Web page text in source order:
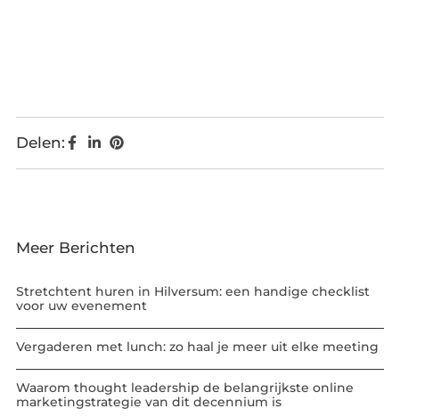
Delen:
Meer Berichten
Stretchtent huren in Hilversum: een handige checklist
voor uw evenement
Vergaderen met lunch: zo haal je meer uit elke meeting
Waarom thought leadership de belangrijkste online
marketingstrategie van dit decennium is